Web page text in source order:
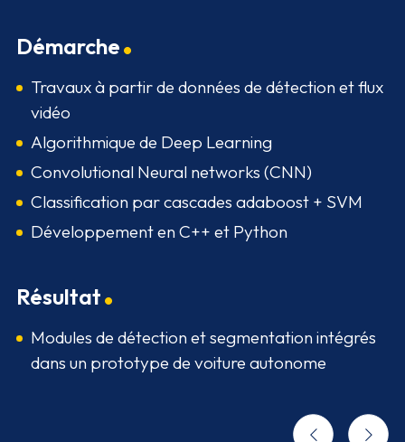
Démarche
Travaux à partir de données de détection et flux
vidéo
Algorithmique de Deep Learning
Convolutional Neural networks (CNN)
Classification par cascades adaboost + SVM
Développement en C++ et Python
Résultat
Modules de détection et segmentation intégrés
dans un prototype de voiture autonome